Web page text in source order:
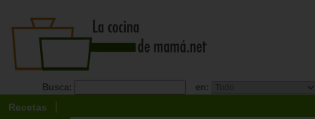
Busca: en:
Recetas